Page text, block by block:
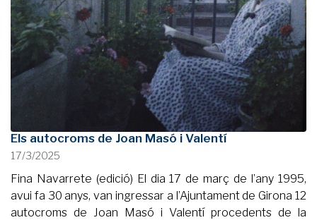
Els autocroms de Joan Masó i Valentí
17/3/2025
Fina Navarrete (edició) El dia 17 de març de l’any 1995,
avui fa 30 anys, van ingressar a l’Ajuntament de Girona 12
autocroms de Joan Masó i Valentí procedents de la